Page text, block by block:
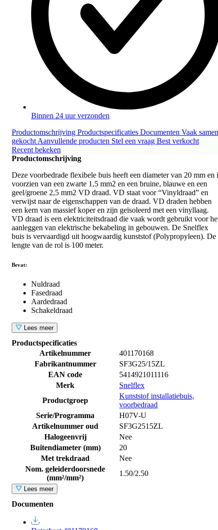
Binnen 24 uur verzonden
Productomschrijving Productspecificaties Documenten Vaak samen
gekocht Aanvullende producten Stel een vraag Best verkocht
Recent bekeken
Productomschrijving
Deze voorbedrade flexibele buis heeft een diameter van 20 mm en
voorzien van een zwarte 1,5 mm2 en een bruine, blauwe en een
geel/groene 2,5 mm2 VD draad. VD staat voor “Vinyldraad” en
verwijst naar de eigenschappen van de draad. VD draden hebben
een kern van massief koper en zijn geïsoleerd met een vinyllaag.
VD draad is een elektriciteitsdraad die vaak wordt gebruikt voor
aanleggen van elektrische bekabeling in gebouwen. De Snelflex
buis is vervaardigd uit hoogwaardig kunststof (Polypropyleen). De
lengte van de rol is 100 meter.
Bevat:
Nuldraad
Fasedraad
Aardedraad
Schakeldraad
Lees meer
Productspecificaties
Artikelnummer
401170168
Fabrikantnummer
SF3G25/15ZL
EAN code
5414921011116
Merk
Snelflex
Productgroep
Kunststof installatiebuis,
voorbedraad
Serie/Programma
H07V-U
Artikelnummer oud
SF3G2515ZL
Halogeenvrij
Nee
Buitendiameter (mm)
20
Met trekdraad
Nee
Nom. geleiderdoorsnede
(mm²/mm²)
1.50/2.50
Lees meer
Documenten